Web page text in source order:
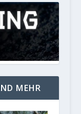
MEHR